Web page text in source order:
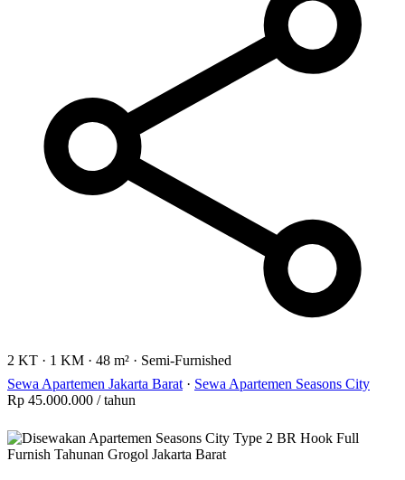
2 KT · 1 KM · 48 m² · Semi-Furnished
Sewa Apartemen Jakarta Barat · Sewa Apartemen Seasons City
Rp 45.000.000 / tahun